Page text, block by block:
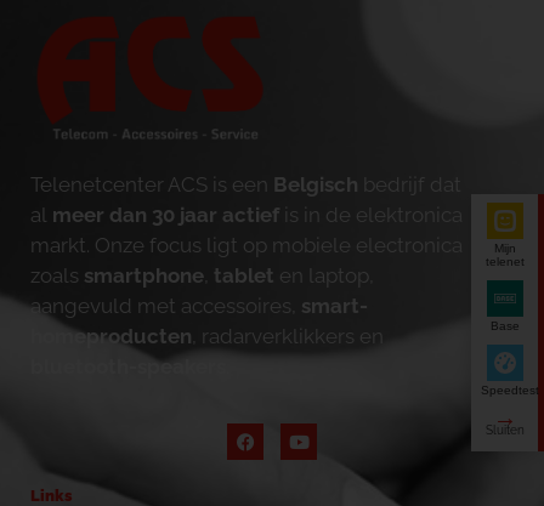
Telenetcenter ACS is een Belgisch bedrijf dat
al meer dan 30 jaar actief is in de elektronica
markt. Onze focus ligt op mobiele electronica
zoals smartphone tablet en laptop,
aangevuld met accessoires, smart-
homeproducten , radarverklikkers en
bluetooth-speakers
Links
Mijn
telenet
Base
Speedtest